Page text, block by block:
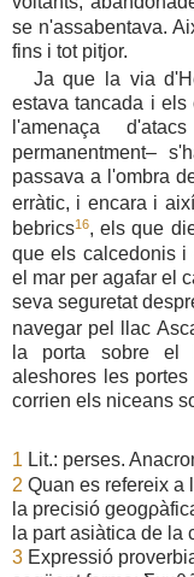
se n'assabentava.
fins i tot pitjor.
Ja que la via
estava tancada i els
l'amenaça
permanentment–
passava a l'ombra
erràtic, i encara i així
bebrics16, els que
que els calcedonis i
el mar per agafar el
seva seguretat
navegar pel llac
la porta sobre el
aleshores les
corrien els niceans
1 Lit.: perses.
2 Quan es refereix a
la precisió
la part asiàtica de la
3 Expressió